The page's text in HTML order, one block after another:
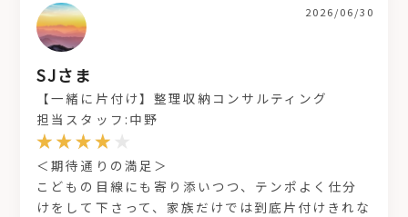
SJさま
2026/06/30
【一緒に片付け】整理収納コンサルティング
担当スタッフ:中野
＜期待通りの満足＞
こどもの目線にも寄り添いつつ、テンポよく仕分
けをして下さって、家族だけでは到底片付けきれな